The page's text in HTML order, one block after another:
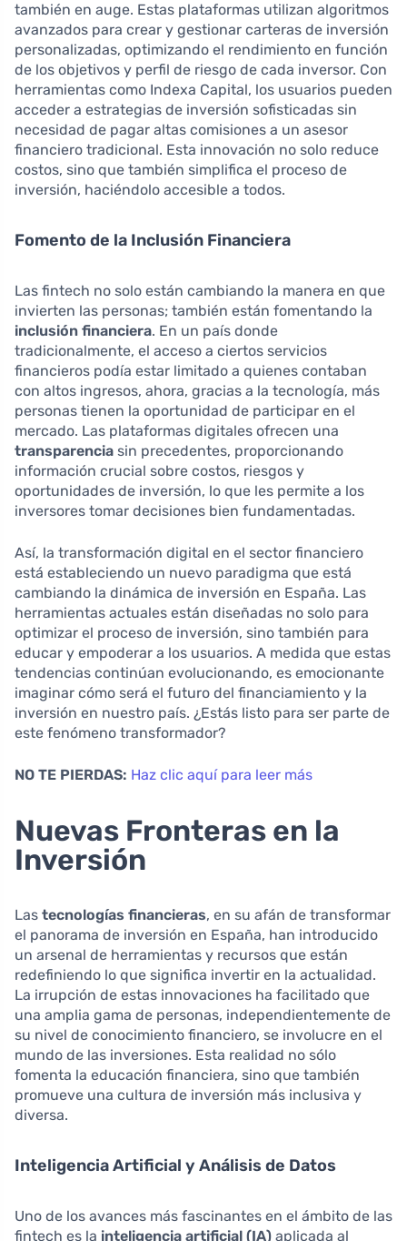
también en auge. Estas plataformas utilizan algoritmos
avanzados para crear y gestionar carteras de inversión
personalizadas, optimizando el rendimiento en función
de los objetivos y perfil de riesgo de cada inversor. Con
herramientas como Indexa Capital, los usuarios pueden
acceder a estrategias de inversión sofisticadas sin
necesidad de pagar altas comisiones a un asesor
financiero tradicional. Esta innovación no solo reduce
costos, sino que también simplifica el proceso de
inversión, haciéndolo accesible a todos.
Fomento de la Inclusión Financiera
Las fintech no solo están cambiando la manera en que
invierten las personas; también están fomentando la
inclusión financiera. En un país donde
tradicionalmente, el acceso a ciertos servicios
financieros podía estar limitado a quienes contaban
con altos ingresos, ahora, gracias a la tecnología, más
personas tienen la oportunidad de participar en el
mercado. Las plataformas digitales ofrecen una
transparencia sin precedentes, proporcionando
información crucial sobre costos, riesgos y
oportunidades de inversión, lo que les permite a los
inversores tomar decisiones bien fundamentadas.
Así, la transformación digital en el sector financiero
está estableciendo un nuevo paradigma que está
cambiando la dinámica de inversión en España. Las
herramientas actuales están diseñadas no solo para
optimizar el proceso de inversión, sino también para
educar y empoderar a los usuarios. A medida que estas
tendencias continúan evolucionando, es emocionante
imaginar cómo será el futuro del financiamiento y la
inversión en nuestro país. ¿Estás listo para ser parte de
este fenómeno transformador?
NO TE PIERDAS: Haz clic aquí para leer más
Nuevas Fronteras en la
Inversión
Las tecnologías financieras, en su afán de transformar
el panorama de inversión en España, han introducido
un arsenal de herramientas y recursos que están
redefiniendo lo que significa invertir en la actualidad.
La irrupción de estas innovaciones ha facilitado que
una amplia gama de personas, independientemente de
su nivel de conocimiento financiero, se involucre en el
mundo de las inversiones. Esta realidad no sólo
fomenta la educación financiera, sino que también
promueve una cultura de inversión más inclusiva y
diversa.
Inteligencia Artificial y Análisis de Datos
Uno de los avances más fascinantes en el ámbito de las
fintech es la inteligencia artificial (IA) aplicada al